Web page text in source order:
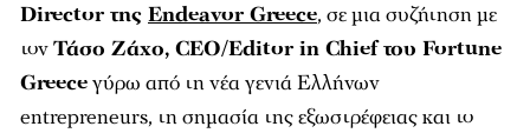
Director της Endeavor Greece, σε μια συζήτηση με
τονΤάσο Ζάχο, CEO/Editor in Chief του Fortune
Greeceγύρω από τη νέα γενιά Ελλήνων
entrepreneurs, τη σημασία της εξωστρέφειας και το